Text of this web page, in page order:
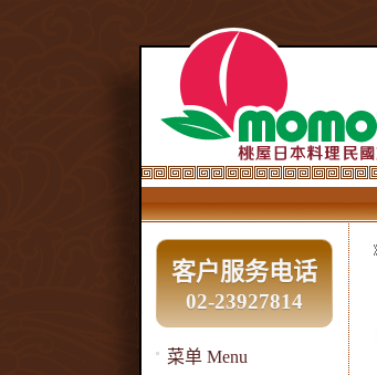
客户服务电话
02-23927814
菜单 Menu